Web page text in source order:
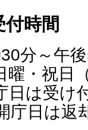
時間
分～午
曜・祝日
日は受け
庁日は返